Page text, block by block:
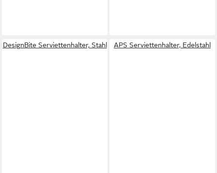
DesignBite Serviettenhalter, Stahl APS Serviettenhalter, Edelstahl